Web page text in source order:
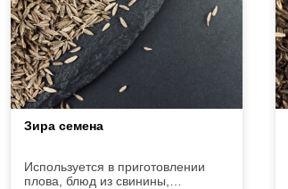
Зира семена
Используется в приготовлении
плова, блюд из свинины,